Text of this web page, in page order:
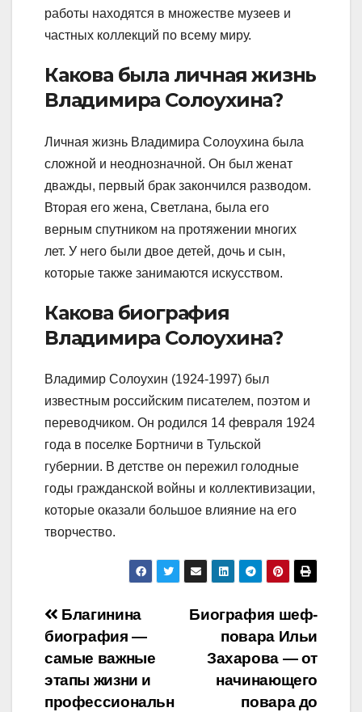
работы находятся в множестве музеев и
частных коллекций по всему миру.
Какова была личная жизнь
Владимира Солоухина?
Личная жизнь Владимира Солоухина была
сложной и неоднозначной. Он был женат
дважды, первый брак закончился разводом.
Вторая его жена, Светлана, была его
верным спутником на протяжении многих
лет. У него были двое детей, дочь и сын,
которые также занимаются искусством.
Какова биография
Владимира Солоухина?
Владимир Солоухин (1924-1997) был
известным российским писателем, поэтом и
переводчиком. Он родился 14 февраля 1924
года в поселке Бортничи в Тульской
губернии. В детстве он пережил голодные
годы гражданской войны и коллективизации,
которые оказали большое влияние на его
творчество.
Навигация
по
записям
Биография шеф-
повара Ильи
Захарова — от
начинающего
повара до
Благинина
биография —
самые важные
этапы жизни и
профессиональн